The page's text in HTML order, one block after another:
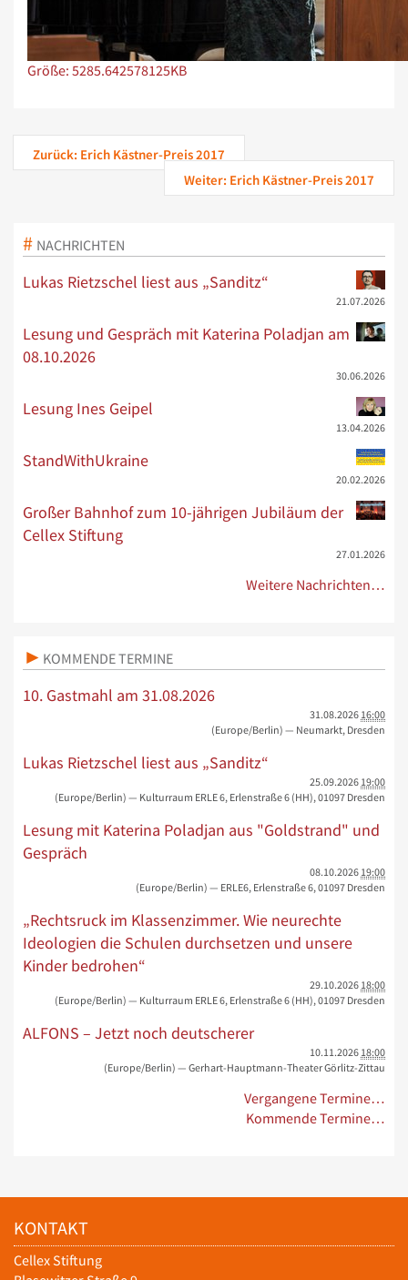
Zeige Bild in voller Größe…
Größe: 5285.642578125KB
Zurück: Erich Kästner-Preis 2017
Weiter: Erich Kästner-Preis 2017
NACHRICHTEN
Lukas Rietzschel liest aus „Sanditz“
21.07.2026
Lesung und Gespräch mit Katerina Poladjan am
08.10.2026
30.06.2026
Lesung Ines Geipel
13.04.2026
StandWithUkraine
20.02.2026
Großer Bahnhof zum 10-jährigen Jubiläum der
Cellex Stiftung
27.01.2026
Weitere Nachrichten…
KOMMENDE TERMINE
10. Gastmahl am 31.08.2026
31.08.2026 16:00
(Europe/Berlin) — Neumarkt, Dresden
Lukas Rietzschel liest aus „Sanditz“
25.09.2026 19:00
(Europe/Berlin) — Kulturraum ERLE 6, Erlenstraße 6 (HH), 01097 Dresden
Lesung mit Katerina Poladjan aus "Goldstrand" und
Gespräch
08.10.2026 19:00
(Europe/Berlin) — ERLE6, Erlenstraße 6, 01097 Dresden
„Rechtsruck im Klassenzimmer. Wie neurechte
Ideologien die Schulen durchsetzen und unsere
Kinder bedrohen“
29.10.2026 18:00
(Europe/Berlin) — Kulturraum ERLE 6, Erlenstraße 6 (HH), 01097 Dresden
ALFONS – Jetzt noch deutscherer
10.11.2026 18:00
(Europe/Berlin) — Gerhart-Hauptmann-Theater Görlitz-Zittau
Vergangene Termine…
Kommende Termine…
KONTAKT
Cellex Stiftung